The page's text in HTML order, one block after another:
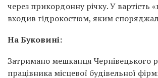
через прикордонну річку. У вартість
входив гідрокостюм, яким
На Буковині:
Затримано мешканця Чернівецького
працівника місцевої будівельної